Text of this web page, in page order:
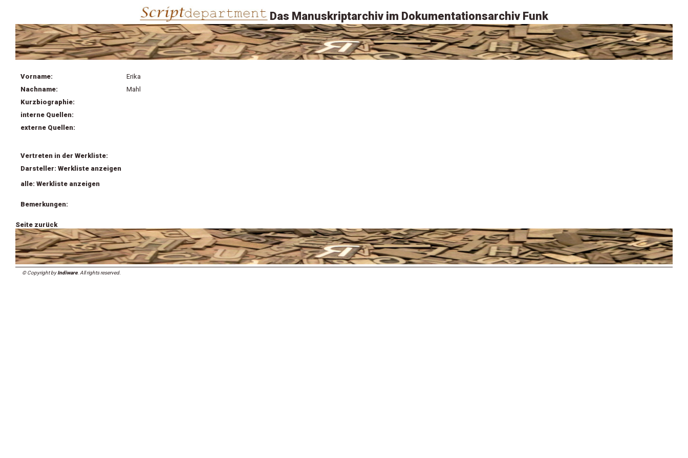
Das Manuskriptarchiv im Dokumentationsarchiv Funk
Vorname:
Erika
Nachname:
Mahl
Kurzbiographie:
interne Quellen:
externe Quellen:
Vertreten in der Werkliste:
Darsteller: Werkliste anzeigen
alle: Werkliste anzeigen
Bemerkungen:
Seite zurück
© Copyright byIndiware. All rights reserved.